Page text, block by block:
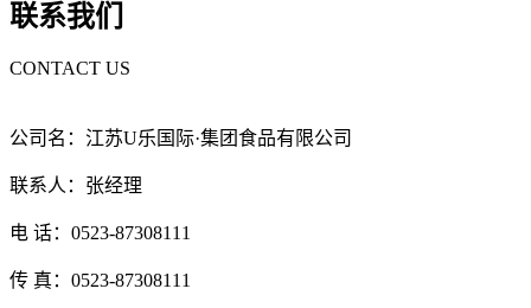
联系我们
CONTACT US
公司名：江苏U乐国际·集团食品有限公司
联系人：张经理
电 话：0523-87308111
传 真：0523-87308111